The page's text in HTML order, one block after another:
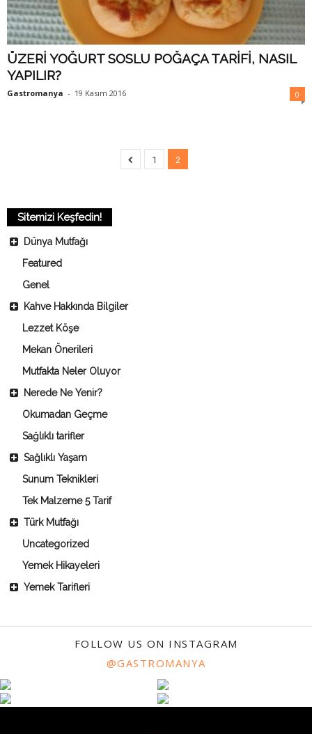
ÜZERİ YOĞURT SOSLU POĞAÇA TARİFİ, NASIL
YAPILIR?
Gastromanya - 19 Kasım 2016 0
1 2
Sitemizi Keşfedin!
Dünya Mutfağı
Featured
Genel
Kahve Hakkında Bilgiler
Lezzet Köşe
Mekan Önerileri
Mutfakta Neler Oluyor
Nerede Ne Yenir?
Okumadan Geçme
Sağlıklı tarifler
Sağlıklı Yaşam
Sunum Teknikleri
Tek Malzeme 5 Tarif
Türk Mutfağı
Uncategorized
Yemek Hikayeleri
Yemek Tarifleri
FOLLOW US ON INSTAGRAM
@GASTROMANYA